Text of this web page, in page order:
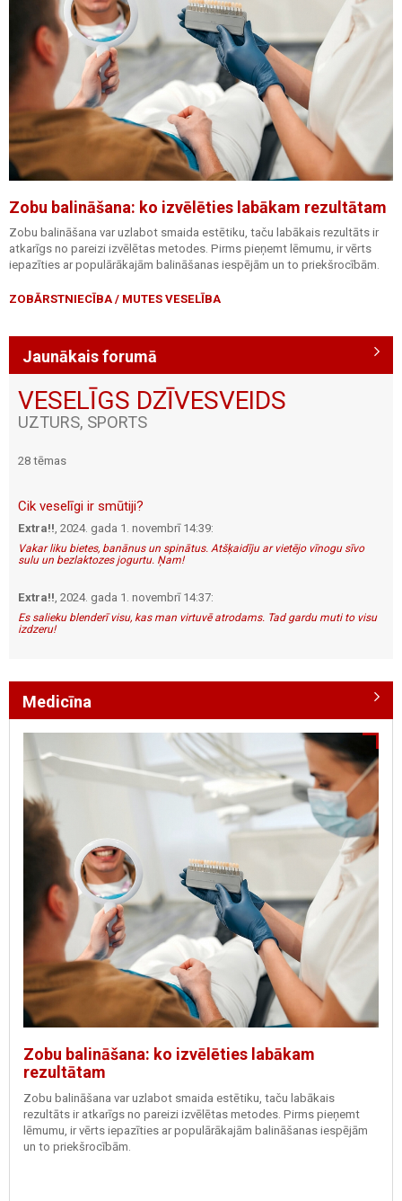
Zobu balināšana: ko izvēlēties labākam rezultātam
Zobu balināšana var uzlabot smaida estētiku, taču labākais rezultāts ir
atkarīgs no pareizi izvēlētas metodes. Pirms pieņemt lēmumu, ir vērts
iepazīties ar populārākajām balināšanas iespējām un to priekšrocībām.
ZOBĀRSTNIECĪBA / MUTES VESELĪBA
Jaunākais forumā
VESELĪGS DZĪVESVEIDS
UZTURS, SPORTS
28 tēmas
Cik veselīgi ir smūtiji?
Extra!! , 2024. gada 1. novembrī 14:39:
Vakar liku bietes, banānus un spinātus. Atšķaidīju ar vietējo vīnogu sīvo
sulu un bezlaktozes jogurtu. Ņam!
Extra!! , 2024. gada 1. novembrī 14:37:
Es salieku blenderī visu, kas man virtuvē atrodams. Tad gardu muti to visu
izdzeru!
Medicīna
Zobu balināšana: ko izvēlēties labākam
rezultātam
Zobu balināšana var uzlabot smaida estētiku, taču labākais
rezultāts ir atkarīgs no pareizi izvēlētas metodes. Pirms pieņemt
lēmumu, ir vērts iepazīties ar populārākajām balināšanas iespējām
un to priekšrocībām.